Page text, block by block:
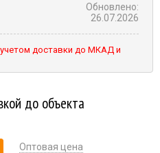
Обновлено:
26.07.2026
доставки до МКАД и
до объекта
Оптовая цена